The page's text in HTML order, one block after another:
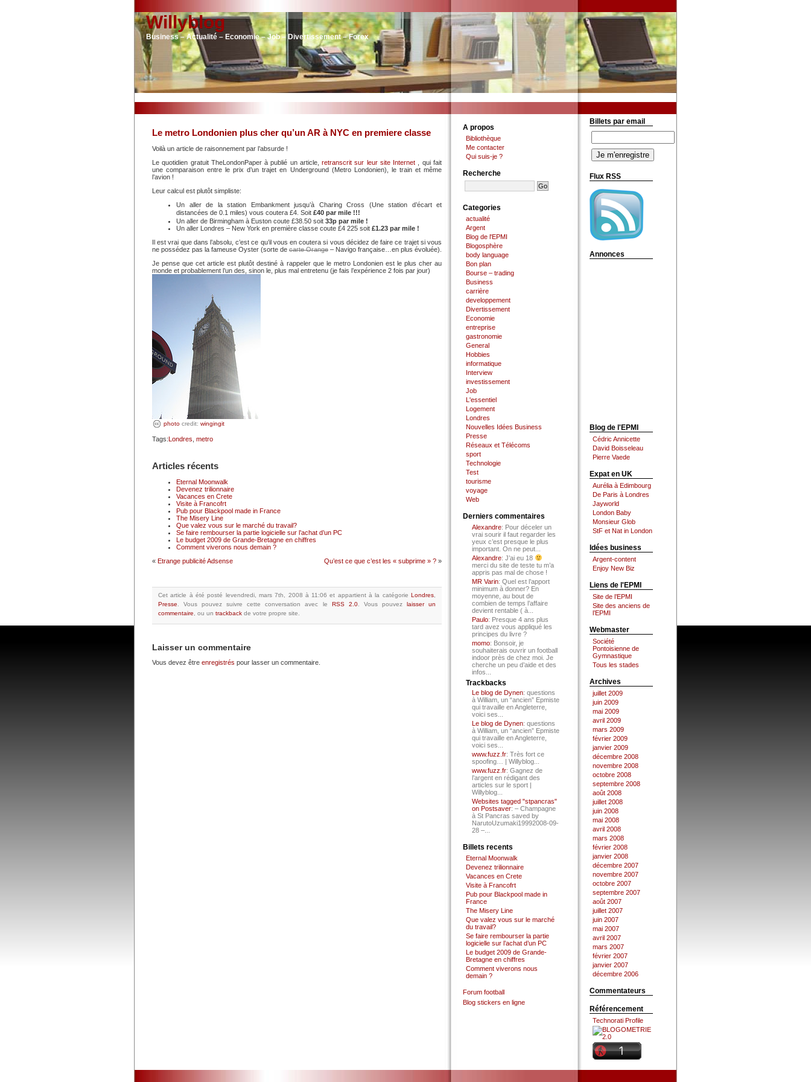
Willyblog
Business – Actualité – Economie – Job – Divertissement – Forex
Le metro Londonien plus cher qu’un AR à NYC en premiere classe
Voilà un article de raisonnement par l’absurde !
Le quotidien gratuit TheLondonPaper à publié un article,retranscrit sur leur site Internet , qui fait
une comparaison entre le prix d’un trajet en Underground (Metro Londonien), le train et même
l’avion !
Leur calcul est plutôt simpliste:
Un aller de la station Embankment jusqu’à Charing Cross (Une station d’écart et
distancées de 0.1 miles) vous coutera £4. Soit £40 par mile !!!
Un aller de Birmingham à Euston coute £38.50 soit 33p par mile !
Un aller Londres – New York en première classe coute £4 225 soit £1.23 par mile !
Il est vrai que dans l’absolu, c’est ce qu’il vous en coutera si vous décidez de faire ce trajet si vous
ne possédez pas la fameuse Oyster (sorte de carte Orange – Navigo française…en plus évoluée).
Je pense que cet article est plutôt destiné à rappeler que le metro Londonien est le plus cher au
monde et probablement l’un des, sinon le, plus mal entretenu (je fais l’expérience 2 fois par jour)
photo credit: wingingit
Tags: Londres metro
Articles récents
Eternal Moonwalk
Devenez trilionnaire
Vacances en Crete
Visite à Francofrt
Pub pour Blackpool made in France
The Misery Line
Que valez vous sur le marché du travail?
Se faire rembourser la partie logicielle sur l’achat d’un PC
Le budget 2009 de Grande-Bretagne en chiffres
Comment viverons nous demain ?
« Etrange publicité Adsense Qu’est ce que c’est les « subprime » ? »
Cet article à été posté levendredi, mars 7th, 2008 à 11:06et appartient à la catégorie Londres,
Presse.Vous pouvez suivre cette conversation avec le RSS 2.0. Vous pouvez
laisser un
commentaire, ou un trackback de votre propre site.
Laisser un commentaire
Vous devez être enregistrés pour lasser un commentaire.
A propos
Bibliothèque
Me contacter
Qui suis-je ?
Recherche
Categories
actualité
Argent
Blog de l'EPMI
Blogosphère
body language
Bon plan
Bourse – trading
Business
carrière
developpement
Divertissement
Economie
entreprise
gastronomie
General
Hobbies
informatique
Interview
investissement
Job
L'essentiel
Logement
Londres
Nouvelles Idées Business
Presse
Réseaux et Télécoms
sport
Technologie
Test
tourisme
voyage
Web
Derniers commentaires
Alexandre: Pour déceler un
vrai sourir il faut regarder les
yeux c’est presque le plus
important. On ne peut...
Alexandre: J’ai eu 18
merci du site de teste tu m’a
appris pas mal de chose !
MR Varin: Quel est l’apport
minimum à donner? En
moyenne, au bout de
combien de temps l’affaire
devient rentable ( à...
Paulo: Presque 4 ans plus
tard avez vous appliqué les
principes du livre ?
momo: Bonsoir, je
souhaiterais ouvrir un football
indoor près de chez moi. Je
cherche un peu d’aide et des
infos...
Trackbacks
Le blog de Dynen: questions
à William, un “ancien” Epmiste
qui travaille en Angleterre,
voici ses...
Le blog de Dynen: questions
à William, un “ancien” Epmiste
qui travaille en Angleterre,
voici ses...
www.fuzz.fr: Très fort ce
spoofing… | Willyblog...
www.fuzz.fr: Gagnez de
l’argent en rédigant des
articles sur le sport |
Willyblog...
Websites tagged "stpancras"
on Postsaver: – Champagne
à St Pancras saved by
NarutoUzumaki19992008-09-
28 –...
Billets recents
Eternal Moonwalk
Devenez trilionnaire
Vacances en Crete
Visite à Francofrt
Pub pour Blackpool made in
France
The Misery Line
Que valez vous sur le marché
du travail?
Se faire rembourser la partie
logicielle sur l’achat d’un PC
Le budget 2009 de Grande-
Bretagne en chiffres
Comment viverons nous
demain ?
Forum football
Blog stickers en ligne
Billets par email
Flux RSS
Annonces
Blog de l'EPMI
Cédric Annicette
David Boisseleau
Pierre Vaede
Expat en UK
Aurélia à Edimbourg
De Paris à Londres
Jayworld
London Baby
Monsieur Glob
StF et Nat in London
Idées business
Argent-content
Enjoy New Biz
Liens de l'EPMI
Site de l’EPMI
Site des anciens de
l’EPMI
Webmaster
Société
Pontoisienne de
Gymnastique
Tous les stades
Archives
juillet 2009
juin 2009
mai 2009
avril 2009
mars 2009
février 2009
janvier 2009
décembre 2008
novembre 2008
octobre 2008
septembre 2008
août 2008
juillet 2008
juin 2008
mai 2008
avril 2008
mars 2008
février 2008
janvier 2008
décembre 2007
novembre 2007
octobre 2007
septembre 2007
août 2007
juillet 2007
juin 2007
mai 2007
avril 2007
mars 2007
février 2007
janvier 2007
décembre 2006
Commentateurs
Référencement
Technorati Profile